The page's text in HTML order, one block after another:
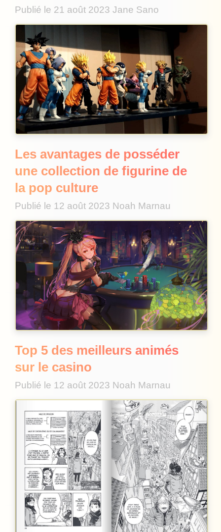
Publié le 21 août 2023 Jane Sano
Les avantages de posséder
une collection de figurine de
la pop culture
Publié le 12 août 2023 Noah Marnau
Top 5 des meilleurs animés
sur le casino
Publié le 12 août 2023 Noah Marnau